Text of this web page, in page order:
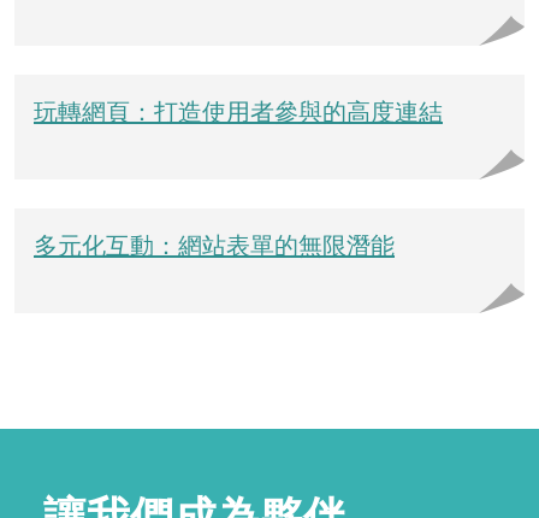
玩轉網頁：打造使用者參與的高度連結
多元化互動：網站表單的無限潛能